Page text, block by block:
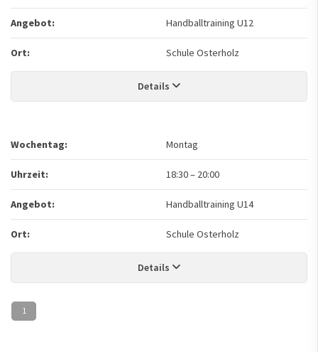
Angebot: Handballtraining U12
Ort: Schule Osterholz
Details
Wochentag: Montag
Uhrzeit: 18:30– 20:00
Angebot: Handballtraining U14
Ort: Schule Osterholz
Details
1